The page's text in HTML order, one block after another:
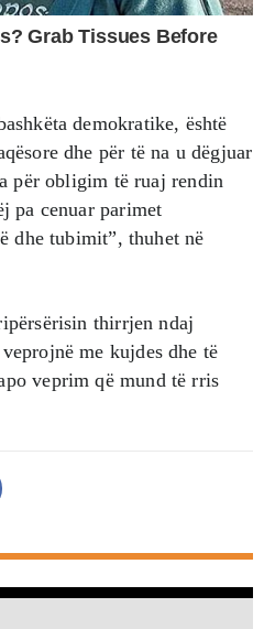
demokratike, është
dhe për të na u dëgjuar
për obligim të ruaj rendin
pa cenuar parimet
dhe tubimit”, thuhet në
thirrjen ndaj
me kujdes dhe të
veprim që mund të rris